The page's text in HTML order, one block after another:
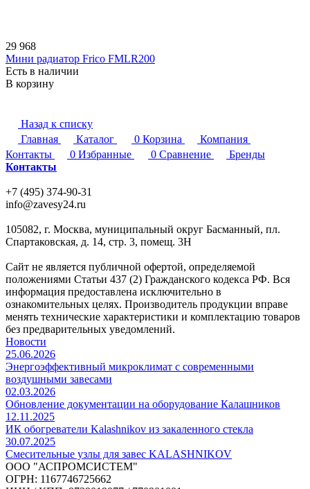
29 968
Мини радиатор Frico FMLR200
Есть в наличии
В корзину
Назад к списку
Главная
Каталог 0 Корзина
Компания
Контакты
0 Избранные 0 Сравнение
Бренды
Контакты
+7 (495) 374-90-31
info@zavesy24.ru
105082, г. Москва, муниципальный округ Басманный, пл.
Спартаковская, д. 14, стр. 3, помещ. 3Н
Сайт не является публичной офертой, определяемой
положениями Статьи 437 (2) Гражданского кодекса РФ. Вся
информация предоставлена исключительно в
ознакомительных целях. Производитель продукции вправе
менять технические характеристики и комплектацию товаров
без предварительных уведомлений.
Новости
25.06.2026
Энергоэффективный микроклимат с современными
воздушными завесами
02.03.2026
Обновление документации на оборудование Калашников
12.11.2025
ИК обогреватели Kalashnikov из закаленного стекла
30.07.2025
Cмесительные узлы для завес KALASHNIKOV
ООО "АСПРОМСИСТЕМ"
ОГРН: 1167746725662